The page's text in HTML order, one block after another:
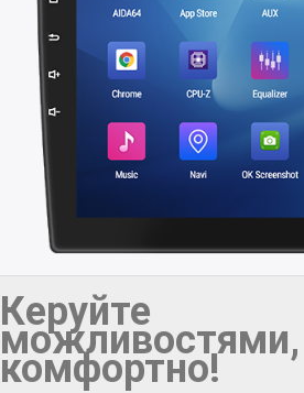
Керуйте
можливостями,
комфортно!